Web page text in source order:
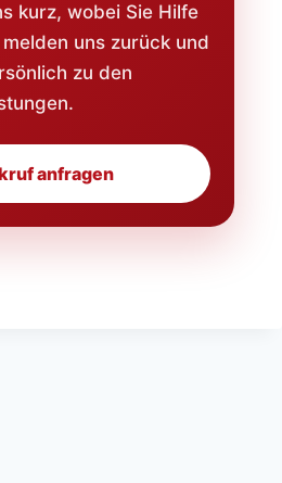
kurz, wobei Sie Hilfe
uns zurück und
zu den
anfragen